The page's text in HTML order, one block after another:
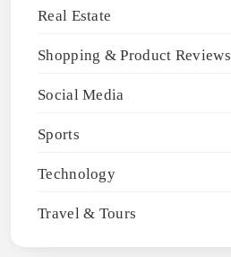
Real Estate
Shopping & Product Reviews
Social Media
Sports
Technology
Travel & Tours